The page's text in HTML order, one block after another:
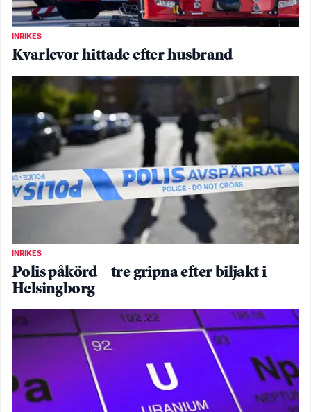
INRIKES
Kvarlevor hittade efter husbrand
INRIKES
Polis påkörd – tre gripna efter biljakt i
Helsingborg